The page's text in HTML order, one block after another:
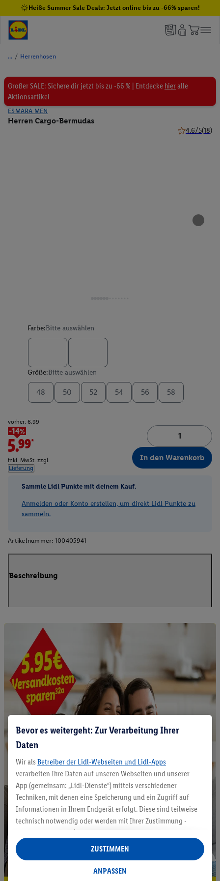
Heiße Summer Sale Deals: Jetzt online bis zu -66% sparen!
/ Herrenhosen
Großer SALE: Sichere dir jetzt bis zu -66 % | Entdecke hieralle
Aktionsartikel
ESMARA MEN
Herren Cargo-Bermudas
4.6/5(18)
Farbe:Bitte auswählen
Größe:Bitte auswählen
48 50 52 54 56 58
vorher: 6.99
-14%
5.99*
inkl. MwSt. zzgl.
Lieferung
In den Warenkorb
Sammle Lidl Punkte mit deinem Kauf.
Anmelden oder Konto erstellen, um direkt Lidl Punkte zu
sammeln.
Artikelnummer: 100405941
Beschreibung
Bevor es weitergeht: Zur Verarbeitung Ihrer
Daten
Wir als Betreiber der Lidl-Webseiten und Lidl-Apps
verarbeiten Ihre Daten auf unseren Webseiten und unserer
App (gemeinsam: „Lidl-Dienste“) mittels verschiedener
Techniken, mit denen eine Speicherung und ein Zugriff auf
Informationen in Ihrem Endgerät erfolgt. Diese sind teilweise
technisch notwendig oder werden mit Ihrer Zustimmung -
auch durch Partner (u.a.
Verantwortliche; im Zusammenhang mit dem IAB TCF
insgesamt
Statistik-Erstellung oder für personalisierte Werbung
ANPASSEN
ZUSTIMMEN